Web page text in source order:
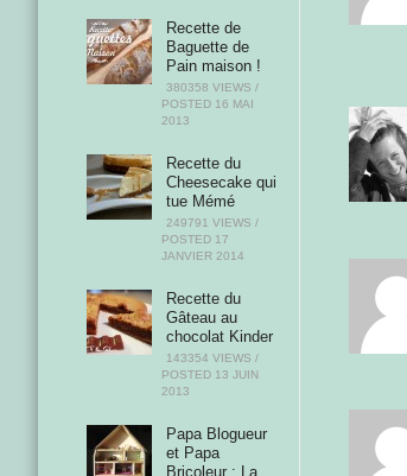
Recette de
Baguette de
Pain maison !
380358 VIEWS /
POSTED 16 MAI
2013
Recette du
Cheesecake qui
tue Mémé
249791 VIEWS /
POSTED 17
JANVIER 2014
Recette du
Gâteau au
chocolat Kinder
143354 VIEWS /
POSTED 13 JUIN
2013
Papa Blogueur
et Papa
Bricoleur : La